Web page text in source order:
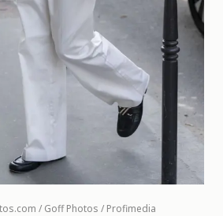
/ Goff Photos / Profimedia